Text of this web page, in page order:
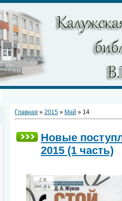
Главная » 2015 » Май » 14
Новые
2015 (1 часть)